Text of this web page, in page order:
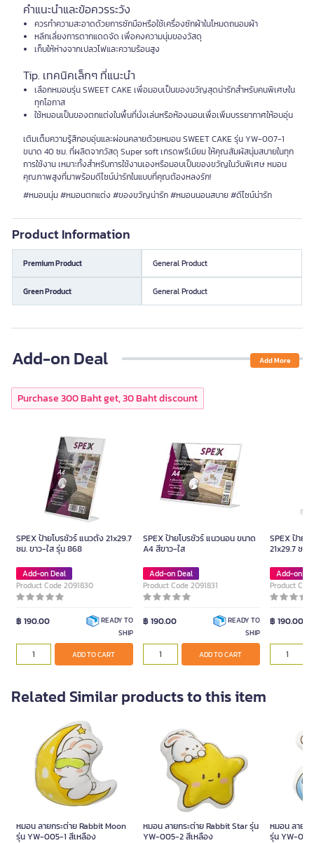
คำแนะนำและข้อควรระวัง
ควรทำความสะอาดด้วยการซักมือหรือใช้เครื่องซักผ้าในโหมดถนอมผ้า
หลีกเลี่ยงการตากแดดจัด เพื่อคงความนุ่มของวัสดุ
เก็บให้ห่างจากเปลวไฟและความร้อนสูง
Tip. เทคนิคเล็กๆ ที่แนะนำ
เลือกหมอนรุ่น SWEET CAKE เพื่อมอบเป็นของขวัญสุดน่ารักสำหรับคนพิเศษใน
ทุกโอกาส
ใช้หมอนเป็นของตกแต่งในพื้นที่นั่งเล่นหรือห้องนอนเพื่อเพิ่มบรรยากาศให้อบอุ่น
เติมเต็มความรู้สึกอบอุ่นและผ่อนคลายด้วยหมอน SWEET CAKE รุ่น YW-007-1
ขนาด 40 ซม. ที่ผลิตจากวัสดุ Super soft เกรดพรีเมียม ให้คุณสัมผัสนุ่มสบายในทุก
การใช้งาน เหมาะทั้งสำหรับการใช้งานเองหรือมอบเป็นของขวัญในวันพิเศษ หมอน
คุณภาพสูงที่มาพร้อมดีไซน์น่ารักในแบบที่คุณต้องหลงรัก!
#หมอนนุ่ม #หมอนตกแต่ง #ของขวัญน่ารัก #หมอนนอนสบาย #ดีไซน์น่ารัก
Product Information
Premium Product General Product
Green Product General Product
Add-on Deal Add More
Purchase 300 Baht get, 30 Baht discount
SPEX ป้ายโบรชัวร์ แนวตั้ง 21x29.7
ซม. ขาว-ใส รุ่น 868
Add-on Deal
Product Code 2091830
฿ 190.00
READY TO
SHIP
ADD TO CART
SPEX ป้ายโบรชัวร์ แนวนอน ขนาด
A4 สีขาว-ใส
Add-on Deal
Product Code 2091831
฿ 190.00
READY TO
SHIP
ADD TO CART
SPEX ป้าย
21x29.7 ซม.
Add-on
Product
฿ 190.00
Related Similar products to this item
หมอน ลายกระต่าย Rabbit Moon
รุ่น YW-005-1 สีเหลือง
หมอน ลายกระต่าย Rabbit Star รุ่น
YW-005-2 สีเหลือง
หมอน ลายก
รุ่น YW-